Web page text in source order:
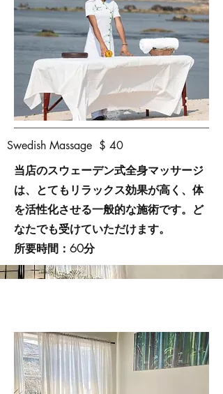
Swedish Massage $ 40
当店のスウェーデン式全身マッサージ
は、とてもリラックス効果が高く、体
を活性化させる一般的な施術です。ど
なたでも受けていただけます。
所要時間：60分